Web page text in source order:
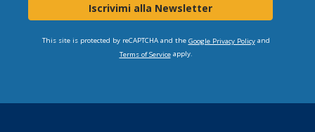
Iscrivimi alla Newsletter
This site is protected by reCAPTCHA and the Google Privacy Policyand
Terms of Serviceapply.